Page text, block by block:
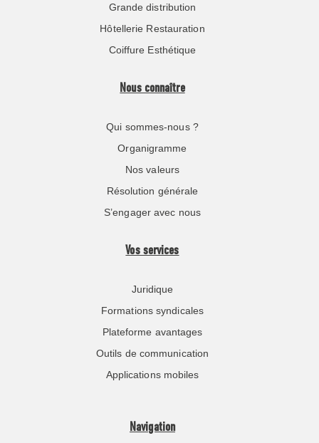
Grande distribution
Hôtellerie Restauration
Coiffure Esthétique
Nous connaître
Qui sommes-nous ?
Organigramme
Nos valeurs
Résolution générale
S’engager avec nous
Vos services
Juridique
Formations syndicales
Plateforme avantages
Outils de communication
Applications mobiles
Navigation